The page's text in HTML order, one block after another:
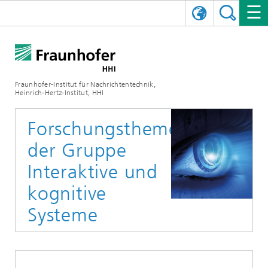
Fraunhofer-Institut für Nachrichtentechnik,
Heinrich-Hertz-Institut, HHI
Organisationsplan
Forschungsbereiche
AI & Video
Kommunikation & Netze
Qualitätsmanagement
Kuratorium
Mobilität
Multimedia
Digitaler Zwilling
5G, Fiber and Beyond
Videokommunikation und Applikationen
Vision and Imaging Technologies
Künstliche Intelligenz
KOMMUNIKATION & NETZE
Drahtlose Kommunikation und Netze
Photonische Netze und Systeme
PHOTONISCHE KOMPONENTEN & SYSTEME
Hybride Integration und Sensorik
InP und HF
Technologie und Infrastruktur
NACHRICHTEN
Archiv
2025
2024
2023
PRESSEMITTEILUNGEN
JAHRESBERICHTE
VERANSTALTUNGEN
SCIENCE TECH SPACE
CINIQ
KARRIERE
UNSERE STELLEN
WEITERE INFOS ZUM FRAUNHOFER HHI ALS ARBEITGEBER
KONTAKT
STARTUPS AT HHI
Forschungsthemen
der Gruppe
Interaktive und
kognitive
Systeme